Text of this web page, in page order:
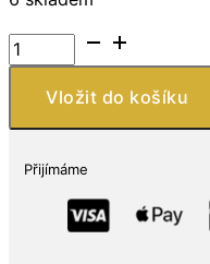
Zlatá
mince
Happy
999/1000
Vložit do košíku
Přijímáme